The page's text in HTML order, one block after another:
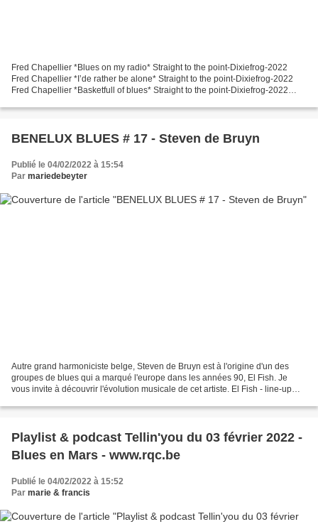
Fred Chapellier *Blues on my radio* Straight to the point-Dixiefrog-2022
Fred Chapellier *I’de rather be alone* Straight to the point-Dixiefrog-2022
Fred Chapellier *Basketfull of blues* Straight to the point-Dixiefrog-2022
BENELUX BLUES # 17 - Steven de Bruyn
Publié le 04/02/2022 à 15:54
Par mariedebeyter
Autre grand harmoniciste belge, Steven de Bruyn est à l'origine d'un des
groupes de blues qui a marqué l'europe dans les années 90, El Fish. Je
vous invite à découvrir l'évolution musicale de cet artiste. El Fish - line-up
Playlist & podcast Tellin'you du 03 février 2022 -
Blues en Mars - www.rqc.be
Publié le 04/02/2022 à 15:52
Par marie & francis